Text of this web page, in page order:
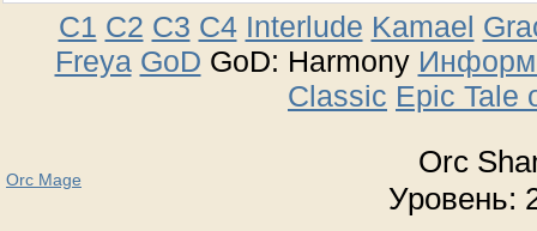
C1 C2 C3 C4 Interlude Kamael
Freya GoD GoD: Harmony
Classic Epic Tale
Orc Mage
Orc
Уровень: